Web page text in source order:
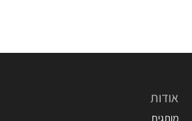
אודות
מותגים